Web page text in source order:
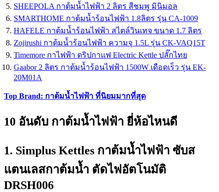
SHEEPOLA กาต้มน้ำไฟฟ้า 2 ลิตร สีชมพู มินิมอล
SMARTHOME กาต้มน้ำร้อนไฟฟ้า 1.8ลิตร รุ่น CA-1009
HAFELE กาต้มน้ำร้อนไฟฟ้า สไตล์วินเทจ ขนาด 1.7 ลิตร
Zojirushi กาต้มน้ำร้อนไฟฟ้า ความจุ 1.5L รุ่น CK-VAQ15T
Timemore กาไฟฟ้า ดริปกาแฟ Electric Kettle ปลั๊กไทย
Gaabor 2 ลิตร กาต้มน้ำร้อนไฟฟ้า 1500W เดือดเร็ว รุ่น EK-
20M01A
Top Brand: กาต้มน้ำไฟฟ้า ที่นิยมมากที่สุด
10 อันดับ กาต้มน้ำไฟฟ้า ยี่ห้อไหนดี
1. Simplus Kettles กาต้มน้ำไฟฟ้า ซับส
แตนเลสกาต้มน้ำ ตัดไฟอัตโนมัติ
DRSH006